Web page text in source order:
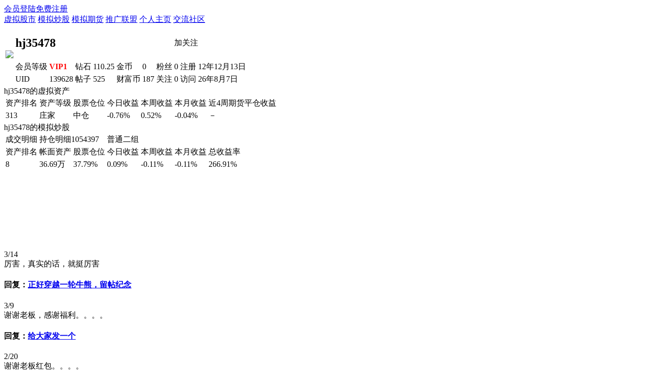
会员登陆免费注册
虚拟股市 模拟炒股 模拟期货 推广联盟 个人主页 交流社区
hj35478 加关注
会员等级 VIP1 钻石 110.25 金币 0 粉丝 0 注册 12年12月13日
UID
139628 帖子 525 财富币 187 关注 0 访问 26年8月7日
hj35478的虚拟资产
资产排名 资产等级 股票仓位 今日收益 本周收益 本月收益 近4周期货平仓收益
313
庄家 中仓 -0.76% 0.52% -0.04%
－
hj35478的模拟炒股
成交明细 持仓明细1054397 普通二组
资产排名 帐面资产 股票仓位 今日收益 本周收益 本月收益 总收益率
8
36.69万 37.79% 0.09% -0.11% -0.11% 266.91%
3/14
厉害，真实的话，就挺厉害
回复： 正好穿越一轮牛熊，留帖纪念
3/9
谢谢老板，感谢福利。。。。
回复： 给大家发一个
2/20
谢谢老板红包。。。。